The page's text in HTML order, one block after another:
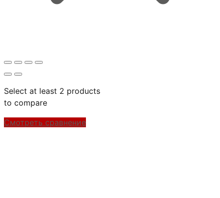
Select at least 2 products
to compare
Смотреть сравнение